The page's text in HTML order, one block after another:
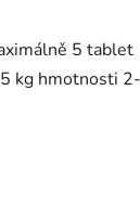
5 tablet
kg hmotnosti